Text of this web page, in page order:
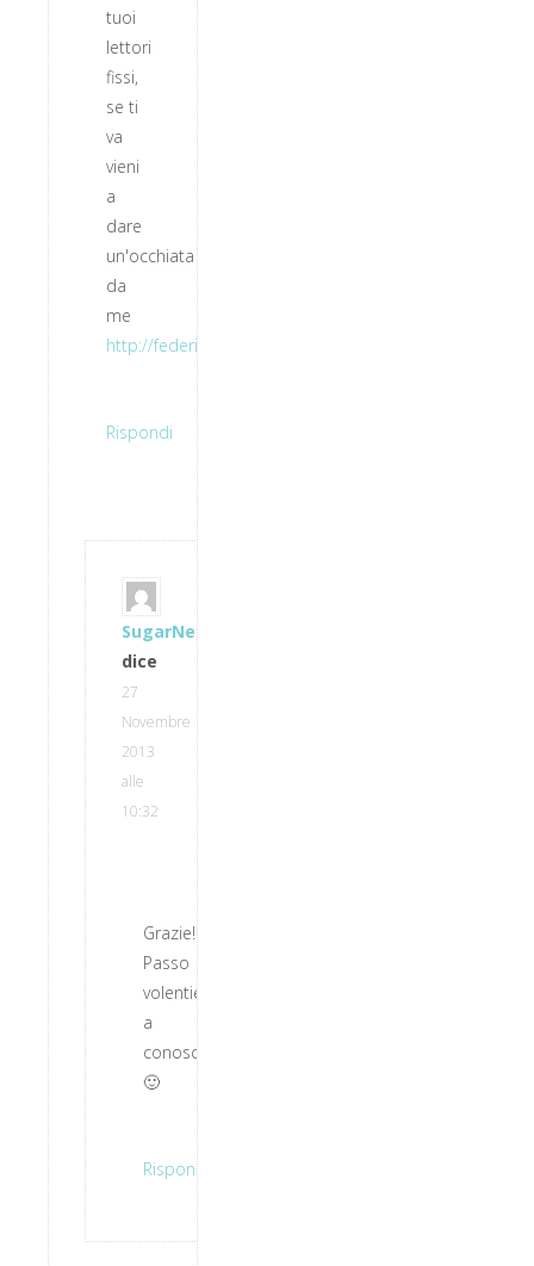
tuoi
lettori
fissi,
se ti
va
vieni
a
dare
un'occhiata
da
me
http://federico2ndgenuineitalian.blogspot.com/
Rispondi
SugarNess
dice
27
Novembre
2013
alle
10:32
Grazie!
Passo
volentieri
a
conoscerti!
🙂
Rispondi